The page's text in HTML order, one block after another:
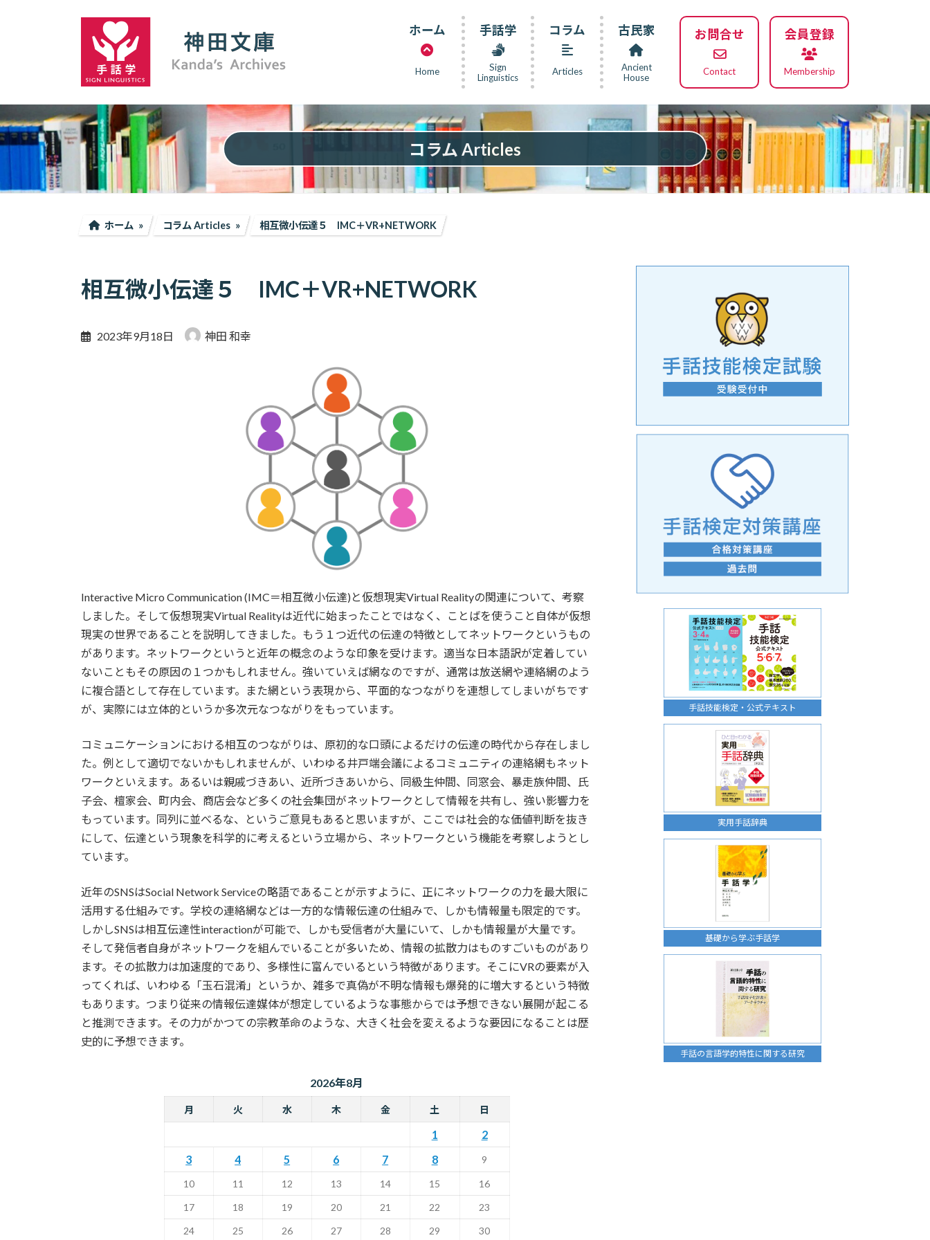
ス
キ
ッ
ン
に
移
ホーム
Home
手話学
Sign
Linguistics
コラム
Articles
古民家
Ancient
House
お問合せ
Contact
会員登録
Membership
コラム Articles
ホーム コラム Articles 相互微小伝達５ IMC＋VR+NETWORK
相互微小伝達５ IMC＋VR+NETWORK
2023年9月18日 神田 和幸
Interactive Micro Communication (IMC＝相互微小伝達)と仮想現実Virtual Realityの関連について、考察
しました。そして仮想現実Virtual Realityは近代に始まったことではなく、ことばを使うこと自体が仮想
現実の世界であることを説明してきました。もう１つ近代の伝達の特徴としてネットワークというもの
があります。ネットワークというと近年の概念のような印象を受けます。適当な日本語訳が定着してい
ないこともその原因の１つかもしれません。強いていえば網なのですが、通常は放送網や連絡網のよう
に複合語として存在しています。また網という表現から、平面的なつながりを連想してしまいがちです
が、実際には立体的というか多次元なつながりをもっています。
コミュニケーションにおける相互のつながりは、原初的な口頭によるだけの伝達の時代から存在しまし
た。例として適切でないかもしれませんが、いわゆる井戸端会議によるコミュニティの連絡網もネット
ワークといえます。あるいは親戚づきあい、近所づきあいから、同級生仲間、同窓会、暴走族仲間、氏
子会、檀家会、町内会、商店会など多くの社会集団がネットワークとして情報を共有し、強い影響力を
もっています。同列に並べるな、というご意見もあると思いますが、ここでは社会的な価値判断を抜き
にして、伝達という現象を科学的に考えるという立場から、ネットワークという機能を考察しようとし
ています。
近年のSNSはSocial Network Serviceの略語であることが示すように、正にネットワークの力を最大限に
活用する仕組みです。学校の連絡網などは一方的な情報伝達の仕組みで、しかも情報量も限定的です。
しかしSNSは相互伝達性interactionが可能で、しかも受信者が大量にいて、しかも情報量が大量です。
そして発信者自身がネットワークを組んでいることが多いため、情報の拡散力はものすごいものがあり
ます。その拡散力は加速度的であり、多様性に富んでいるという特徴があります。そこにVRの要素が入
ってくれば、いわゆる「玉石混淆」というか、雑多で真偽が不明な情報も爆発的に増大するという特徴
もあります。つまり従来の情報伝達媒体が想定しているような事態からでは予想できない展開が起こる
と推測できます。その力がかつての宗教革命のような、大きく社会を変えるような要因になることは歴
史的に予想できます。
2026年8月
月 火 水 木 金 土 日
1
2
3
4 5 6 7 8 9
10 11 12 13 14 15
16
17
18 19 20 21 22
23
24
25 26 27 28 29 30
手話の言語学的特性に関する研究
手話技能検定・公式テキスト
実用手話辞典
基礎から学ぶ手話学
手話の言語学的特性に関する研究